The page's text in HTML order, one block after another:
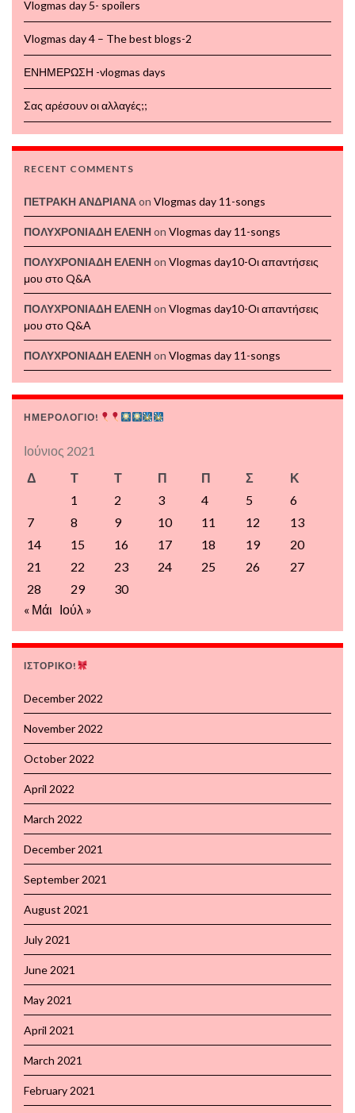
Vlogmas day 5- spoilers
Vlogmas day 4 – The best blogs-2
ΕΝΗΜΕΡΩΣΗ -vlogmas days
Σας αρέσουν οι αλλαγές;;
RECENT COMMENTS
ΠΕΤΡΑΚΗ ΑΝΔΡΙΑΝΑon Vlogmas day 11-songs
ΠΟΛΥΧΡΟΝΙΑΔΗ ΕΛΕΝΗon Vlogmas day 11-songs
ΠΟΛΥΧΡΟΝΙΑΔΗ ΕΛΕΝΗon Vlogmas day10-Οι απαντήσεις
μου στο Q&A
ΠΟΛΥΧΡΟΝΙΑΔΗ ΕΛΕΝΗon Vlogmas day10-Οι απαντήσεις
μου στο Q&A
ΠΟΛΥΧΡΟΝΙΑΔΗ ΕΛΕΝΗon Vlogmas day 11-songs
ΗΜΕΡΟΛΟΓΙΟ!
Ιούνιος 2021
Δ
Τ Τ Π Π Σ
Κ
1
2 3 4 5
6
7
8 9 10 11 12
13
14
15 16 17 18 19
20
21
22 23 24 25 26
27
28
29
30
« Μάι Ιούλ »
ΙΣΤΟΡΙΚΟ!
December 2022
November 2022
October 2022
April 2022
March 2022
December 2021
September 2021
August 2021
July 2021
June 2021
May 2021
April 2021
March 2021
February 2021